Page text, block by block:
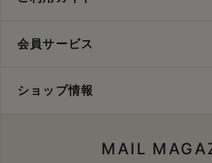
会員サービス
ショップ情報
MAIL